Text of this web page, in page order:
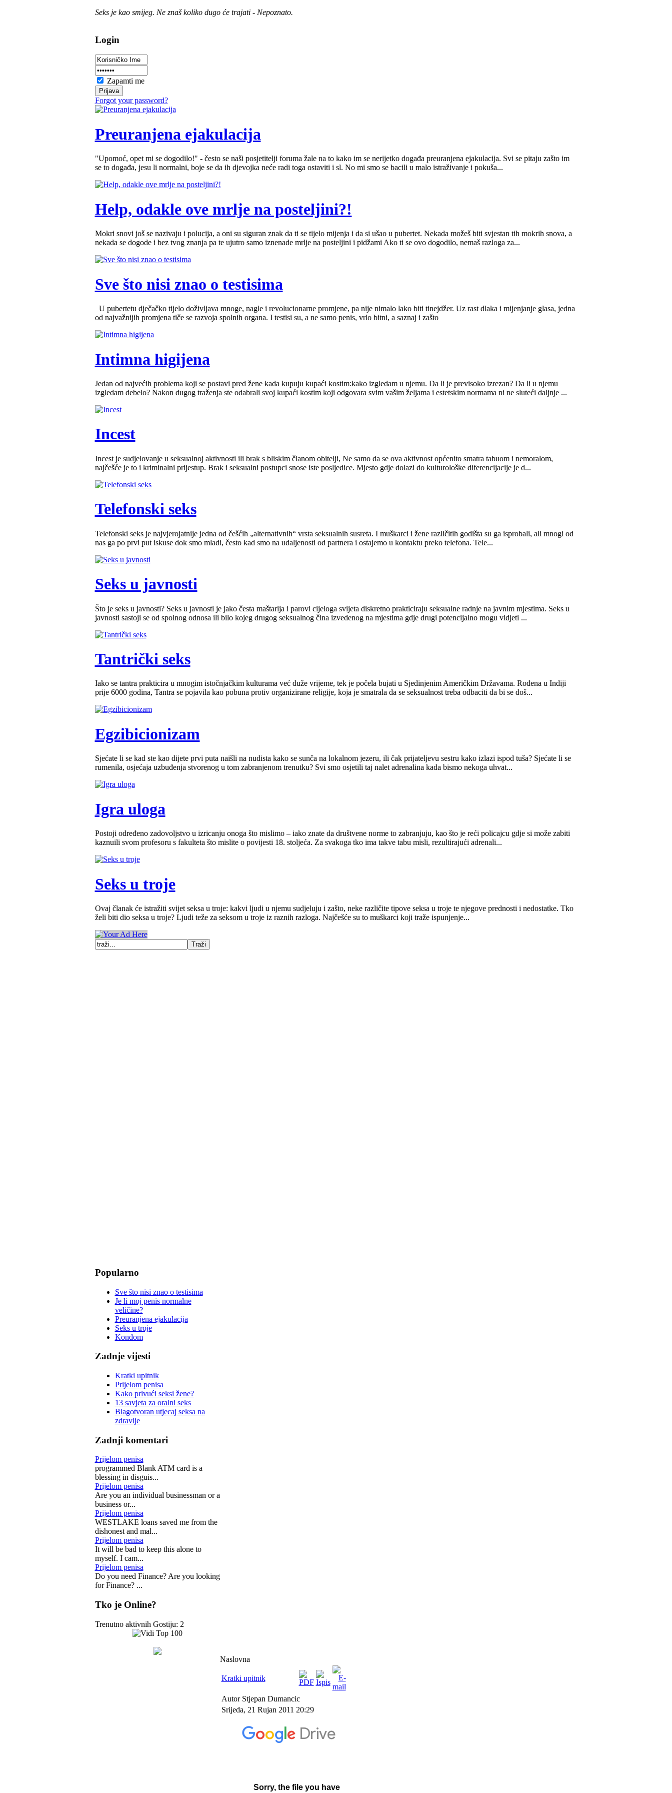
Seks je kao smijeg. Ne znaš koliko dugo će trajati - Nepoznato.
Login
Zapamti me
Forgot your password?
Preuranjena ejakulacija
"Upomoć, opet mi se dogodilo!" - često se naši posjetitelji foruma žale na to kako im se nerijetko događa preuranjena ejakulacija. Svi se pitaju zašto im
se to događa, jesu li normalni, boje se da ih djevojka neće radi toga ostaviti i sl. No mi smo se bacili u malo istraživanje i pokuša...
Help, odakle ove mrlje na posteljini?!
Mokri snovi još se nazivaju i polucija, a oni su siguran znak da ti se tijelo mijenja i da si ušao u pubertet. Nekada možeš biti svjestan tih mokrih snova, a
nekada se dogode i bez tvog znanja pa te ujutro samo iznenade mrlje na posteljini i pidžami Ako ti se ovo dogodilo, nemaš razloga za...
Sve što nisi znao o testisima
U pubertetu dječačko tijelo doživljava mnoge, nagle i revolucionarne promjene, pa nije nimalo lako biti tinejdžer. Uz rast dlaka i mijenjanje glasa, jedna
od najvažnijih promjena tiče se razvoja spolnih organa. I testisi su, a ne samo penis, vrlo bitni, a saznaj i zašto
Intimna higijena
Jedan od najvećih problema koji se postavi pred žene kada kupuju kupaći kostim:kako izgledam u njemu. Da li je previsoko izrezan? Da li u njemu
izgledam debelo? Nakon dugog traženja ste odabrali svoj kupaći kostim koji odgovara svim vašim željama i estetskim normama ni ne sluteći daljnje ...
Incest
Incest je sudjelovanje u seksualnoj aktivnosti ili brak s bliskim članom obitelji, Ne samo da se ova aktivnost općenito smatra tabuom i nemoralom,
najčešće je to i kriminalni prijestup. Brak i seksualni postupci snose iste posljedice. Mjesto gdje dolazi do kulturološke diferencijacije je d...
Telefonski seks
Telefonski seks je najvjerojatnije jedna od češćih „alternativnih“ vrsta seksualnih susreta. I muškarci i žene različitih godišta su ga isprobali, ali mnogi od
nas ga po prvi put iskuse dok smo mladi, često kad smo na udaljenosti od partnera i ostajemo u kontaktu preko telefona. Tele...
Seks u javnosti
Što je seks u javnosti? Seks u javnosti je jako česta maštarija i parovi cijeloga svijeta diskretno prakticiraju seksualne radnje na javnim mjestima. Seks u
javnosti sastoji se od spolnog odnosa ili bilo kojeg drugog seksualnog čina izvedenog na mjestima gdje drugi potencijalno mogu vidjeti ...
Tantrički seks
Iako se tantra prakticira u mnogim istočnjačkim kulturama već duže vrijeme, tek je počela bujati u Sjedinjenim Američkim Državama. Rođena u Indiji
prije 6000 godina, Tantra se pojavila kao pobuna protiv organizirane religije, koja je smatrala da se seksualnost treba odbaciti da bi se doš...
Egzibicionizam
Sjećate li se kad ste kao dijete prvi puta naišli na nudista kako se sunča na lokalnom jezeru, ili čak prijateljevu sestru kako izlazi ispod tuša? Sjećate li se
rumenila, osjećaja uzbuđenja stvorenog u tom zabranjenom trenutku? Svi smo osjetili taj nalet adrenalina kada bismo nekoga uhvat...
Igra uloga
Postoji određeno zadovoljstvo u izricanju onoga što mislimo – iako znate da društvene norme to zabranjuju, kao što je reći policajcu gdje si može zabiti
kaznuili svom profesoru s fakulteta što mislite o povijesti 18. stoljeća. Za svakoga tko ima takve tabu misli, rezultirajući adrenali...
Seks u troje
Ovaj članak će istražiti svijet seksa u troje: kakvi ljudi u njemu sudjeluju i zašto, neke različite tipove seksa u troje te njegove prednosti i nedostatke. Tko
želi biti dio seksa u troje? Ljudi teže za seksom u troje iz raznih razloga. Najčešće su to muškarci koji traže ispunjenje...
Popularno
Sve što nisi znao o testisima
Je li moj penis normalne
veličine?
Preuranjena ejakulacija
Seks u troje
Kondom
Zadnje vijesti
Kratki upitnik
Prijelom penisa
Kako privući seksi žene?
13 savjeta za oralni seks
Blagotvoran utjecaj seksa na
zdravlje
Zadnji komentari
Prijelom penisa
programmed Blank ATM card is a
blessing in disguis...
Prijelom penisa
Are you an individual businessman or a
business or...
Prijelom penisa
WESTLAKE loans saved me from the
dishonest and mal...
Prijelom penisa
It will be bad to keep this alone to
myself. I cam...
Prijelom penisa
Do you need Finance? Are you looking
for Finance? ...
Tko je Online?
Trenutno aktivnih Gostiju: 2
Naslovna
Kratki upitnik
Autor Stjepan Dumancic
Srijeda, 21 Rujan 2011 20:29